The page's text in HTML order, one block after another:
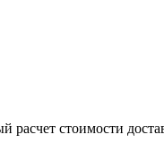
стоимости